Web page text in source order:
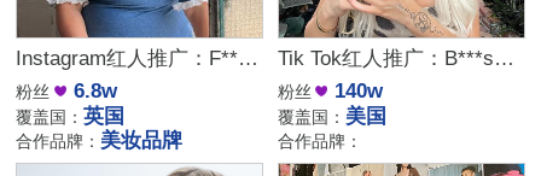
Instagram红人推广：F***s｜英国 时尚生活
粉丝 6.8w
覆盖国：英国
合作品牌： 美妆品牌
Tik Tok红人推广：B***s｜美国 生活娱乐
粉丝 140w
覆盖国： 美国
合作品牌：